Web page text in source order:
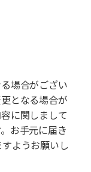
場合がござい
となる場合が
に関しまして
お手元に届き
ようお願いし